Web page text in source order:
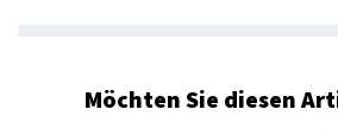
Möchten Sie diesen